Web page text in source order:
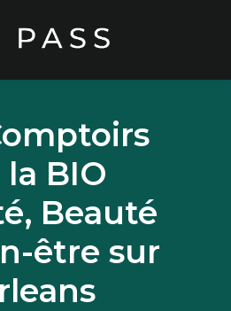
OrléansBIO
Beauté
être sur